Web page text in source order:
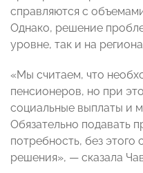
справляются с
Однако, решение
уровне, так и на
«Мы считаем, что
пенсионеров, но при
социальные выплаты и
Обязательно подавать
потребность, без этого
решения», — сказала